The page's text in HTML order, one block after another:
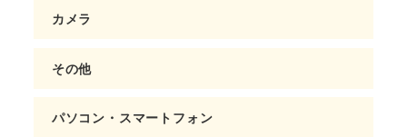
カメラ
その他
パソコン・スマートフォン